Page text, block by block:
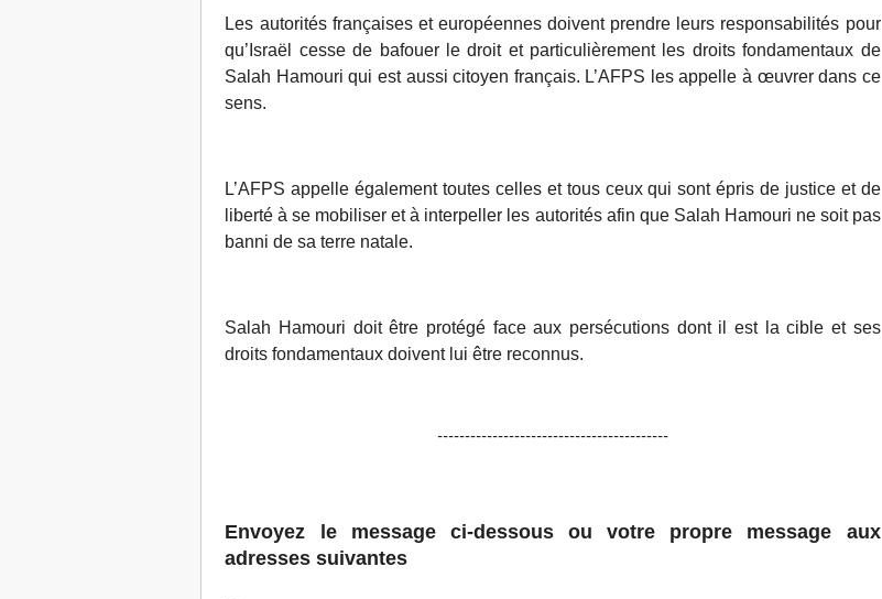
Les autorités françaises et européennes doivent prendre leurs responsabilités pour
qu’Israël cesse de bafouer le droit et particulièrement les droits fondamentaux de
Salah Hamouri qui est aussi citoyen français. L’AFPS les appelle à œuvrer dans ce
sens.
L’AFPS appelle également toutes celles et tous ceux qui sont épris de justice et de
liberté à se mobiliser et à interpeller les autorités afin que Salah Hamouri ne soit pas
banni de sa terre natale.
Salah Hamouri doit être protégé face aux persécutions dont il est la cible et ses
droits fondamentaux doivent lui être reconnus.
------------------------------------------
Envoyez le message ci-dessous ou votre propre message aux
adresses suivantes